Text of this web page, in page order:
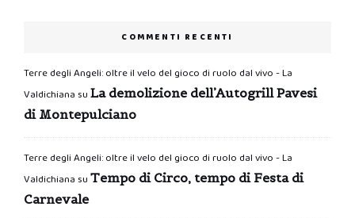
COMMENTI RECENTI
Terre degli Angeli: oltre il velo del gioco di ruolo dal vivo - La
Valdichiana su La demolizione dell’Autogrill Pavesi
di Montepulciano
Terre degli Angeli: oltre il velo del gioco di ruolo dal vivo - La
Valdichiana su Tempo di Circo, tempo di Festa di
Carnevale